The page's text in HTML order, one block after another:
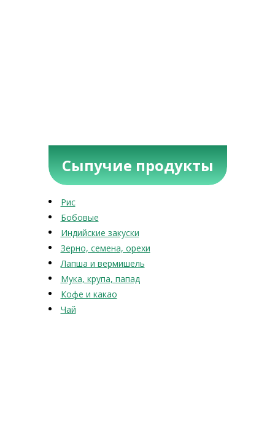
Сыпучие продукты
Рис
Бобовые
Индийские закуски
Зерно, семена, орехи
Лапша и вермишель
Мука, крупа, папад
Кофе и какао
Чай